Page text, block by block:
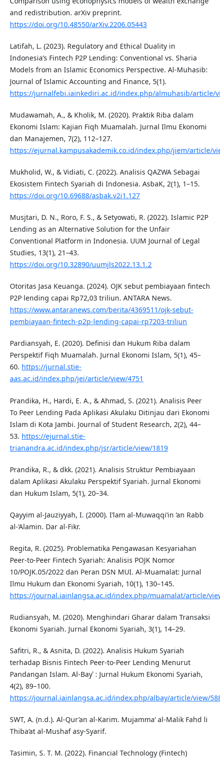
and redistribution. arXiv preprint.
https://doi.org/10.48550/arXiv.2206.05443
Latifah, L. (2023). Regulatory and Ethical Duality in
Indonesia’s Fintech P2P Lending: Conventional vs. Sharia
Models from an Islamic Economics Perspective. Al-Muhasib:
Journal of Islamic Accounting and Finance, 5(1).
https://jurnalfebi.iainkediri.ac.id/index.php/almuhasib/article/
Mudawamah, A., & Kholik, M. (2020). Praktik Riba dalam
Ekonomi Islam: Kajian Fiqh Muamalah. Jurnal Ilmu Ekonomi
dan Manajemen, 7(2), 112–127.
https://ejurnal.kampusakademik.co.id/index.php/jiem/article/
Mukholid, W., & Vidiati, C. (2022). Analisis QAZWA Sebagai
Ekosistem Fintech Syariah di Indonesia. AsbaK, 2(1), 1–15.
https://doi.org/10.69688/asbak.v2i1.127
Musjtari, D. N., Roro, F. S., & Setyowati, R. (2022). Islamic P2P
Lending as an Alternative Solution for the Unfair
Conventional Platform in Indonesia. UUM Journal of Legal
Studies, 13(1), 21–43.
https://doi.org/10.32890/uumjls2022.13.1.2
Otoritas Jasa Keuanga. (2024). OJK sebut pembiayaan fintech
P2P lending capai Rp72,03 triliun. ANTARA News.
https://www.antaranews.com/berita/4369511/ojk-sebut-
pembiayaan-fintech-p2p-lending-capai-rp7203-triliun
Pardiansyah, E. (2020). Definisi dan Hukum Riba dalam
Perspektif Fiqh Muamalah. Jurnal Ekonomi Islam, 5(1), 45–
60. https://jurnal.stie-
aas.ac.id/index.php/jei/article/view/4751
Prandika, H., Hardi, E. A., & Ahmad, S. (2021). Analisis Peer
To Peer Lending Pada Aplikasi Akulaku Ditinjau dari Ekonomi
Islam di Kota Jambi. Journal of Student Research, 2(2), 44–
53. https://ejurnal.stie-
trianandra.ac.id/index.php/jsr/article/view/1819
Prandika, R., & dkk. (2021). Analisis Struktur Pembiayaan
dalam Aplikasi Akulaku Perspektif Syariah. Jurnal Ekonomi
dan Hukum Islam, 5(1), 20–34.
Qayyim al-Jauziyyah, I. (2000). I‘lam al-Muwaqqi‘in ‘an Rabb
al-‘Alamin. Dar al-Fikr.
Regita, R. (2025). Problematika Pengawasan Kesyariahan
Peer-to-Peer Fintech Syariah: Analisis POJK Nomor
10/POJK.05/2022 dan Peran DSN MUI. Al-Muamalat: Jurnal
Ilmu Hukum dan Ekonomi Syariah, 10(1), 130–145.
https://journal.iainlangsa.ac.id/index.php/muamalat/article/
Rudiansyah, M. (2020). Menghindari Gharar dalam Transaksi
Ekonomi Syariah. Jurnal Ekonomi Syariah, 3(1), 14–29.
Safitri, R., & Asnita, D. (2022). Analisis Hukum Syariah
terhadap Bisnis Fintech Peer-to-Peer Lending Menurut
Pandangan Islam. Al-Bayʾ : Jurnal Hukum Ekonomi Syariah,
4(2), 89–100.
https://journal.iainlangsa.ac.id/index.php/albay/article/view/
SWT, A. (n.d.). Al-Qur’an al-Karim. Mujamma‘ al-Malik Fahd li
Thiba‘at al-Mushaf asy-Syarif.
Tasimin, S. T. M. (2022). Financial Technology (Fintech)